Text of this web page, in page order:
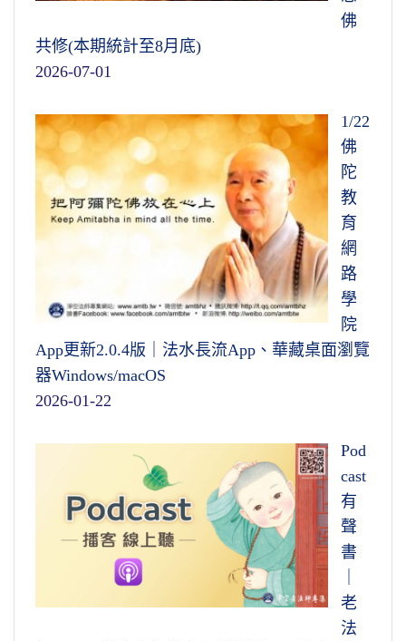
文摘恭錄—淨土大經解演義（第三七三集）
2011/4/12 檔名：02-039-0373
佛
共修(本期統計至8月底)
2026-07-01
1/22
佛
陀
教
育
網
路
學
院
App更新2.0.4版｜法水長流App、華藏桌面瀏覽
器Windows/macOS
2026-01-22
Pod
cast
有
聲
書
老
法